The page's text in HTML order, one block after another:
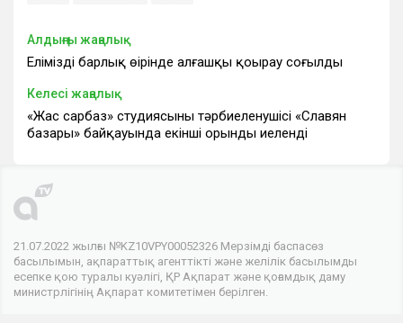
Алдыңғы жаңалық
Еліміздің барлық өңірінде алғашқы қоңырау соғылды
Келесі жаңалық
«Жас сарбаз» студиясының тәрбиеленушісі «Славян
базары» байқауында екінші орынды иеленді
21.07.2022 жылғы №KZ10VPY00052326 Мерзімді баспасөз
басылымын, ақпараттық агенттікті және желілік басылымды
есепке қою туралы куәлігі, ҚР Ақпарат және қоғамдық даму
министрлігінің Ақпарат комитетімен берілген.